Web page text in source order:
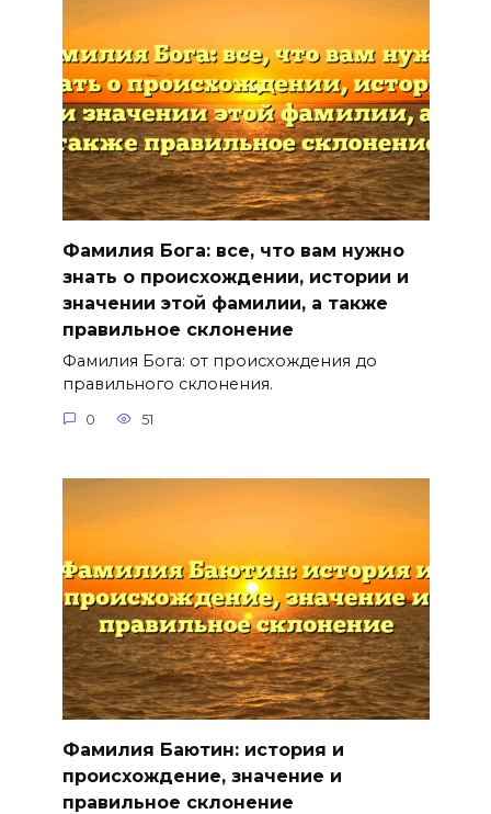
Фамилия Бога: все, что вам нужно
знать о происхождении, истории и
значении этой фамилии, а также
правильное склонение
Фамилия Бога: от происхождения до
правильного склонения.
0 51
Фамилия Баютин: история и
происхождение, значение и
правильное склонение